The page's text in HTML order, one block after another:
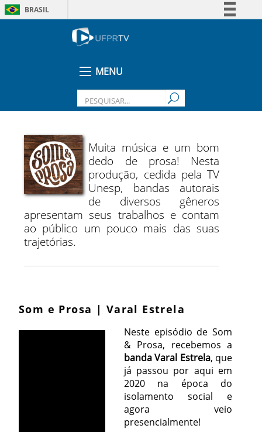
BRASIL
Legislação
MENU
Muita música e um bom
dedo de prosa! Nesta
produção, cedida pela TV
Unesp, bandas autorais
de diversos gêneros
apresentam seus trabalhos e contam
ao público um pouco mais das suas
trajetórias.
Som e Prosa | Varal Estrela
Neste episódio de Som
& Prosa, recebemos a
banda Varal Estrela, que
já passou por aqui em
2020 na época do
isolamento social e
agora veio
presencialmente!